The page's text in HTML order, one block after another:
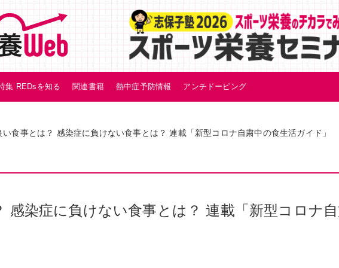
集 REDsを知る 関連書籍 熱中症予防情報 アンチドーピング
食事とは？ 感染症に負けない食事とは？ 連載「新型コロナ自粛中の食生活ガイド」
感染症に負けない食事とは？ 連載「新型コロナ